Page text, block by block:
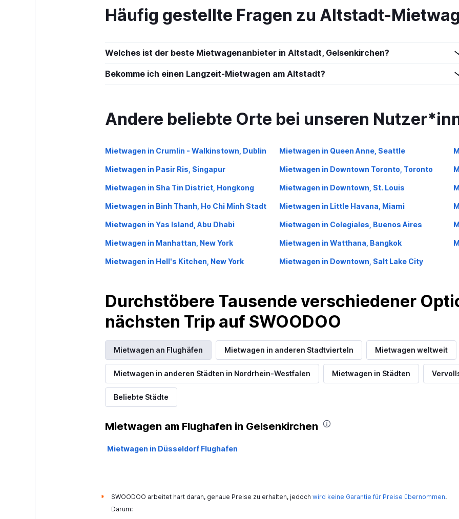
BUCHBINDER
1 Standort
INTERRENT
Global Rent A Car
1 Standort
Preise prüfen
1 Standort
Preise prüfen
Häufig gestellte Fragen zu Altstadt-
Welches ist der beste Mietwagenanbieter in Altstadt, Gelsenkirchen?
Bekomme ich einen Langzeit-Mietwagen am Altstadt?
Andere beliebte Orte bei unseren
Mietwagen in Crumlin - Walkinstown, Dublin Mietwagen in Queen Anne, Seattle
Mietwagen in Pasir Ris, Singapur Mietwagen in Downtown Toronto, Toronto
Mietwagen in Sha Tin District, Hongkong Mietwagen in Downtown, St. Louis
Mietwagen in Binh Thanh, Ho Chi Minh Stadt Mietwagen in Little Havana, Miami
Mietwagen in Yas Island, Abu Dhabi Mietwagen in Colegiales, Buenos Aires
Mietwagen in Manhattan, New York Mietwagen in Watthana, Bangkok
Mietwagen in Hell's Kitchen, New York Mietwagen in Downtown, Salt Lake City
Durchstöbere Tausende verschiedener
nächsten Trip auf SWOODOO
Mietwagen an Flughäfen Mietwagen in anderen Stadtvierteln Mietwagen weltweit
Mietwagen in anderen Städten in Nordrhein-Westfalen Mietwagen in Städten
Beliebte Städte
Mietwagen am Flughafen in Gelsenkirchen
Mietwagen in Düsseldorf Flughafen
* SWOODOO arbeitet hart daran, genaue Preise zu erhalten, jedoch wird keine Garantie für Preise übernommen.
Darum: